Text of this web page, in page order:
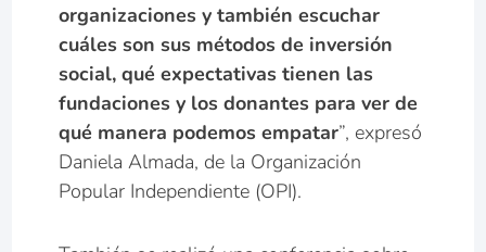
organizaciones y también escuchar
cuáles son sus métodos de inversión
social, qué expectativas tienen las
fundaciones y los donantes para ver de
qué manera podemos empatar”, expresó
Daniela Almada, de la Organización
Popular Independiente (OPI).